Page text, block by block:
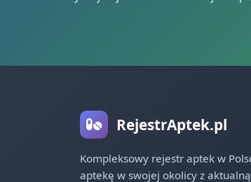
RejestrAptek.pl
Kompleksowy rejestr aptek w
aptekę w swojej okolicy z